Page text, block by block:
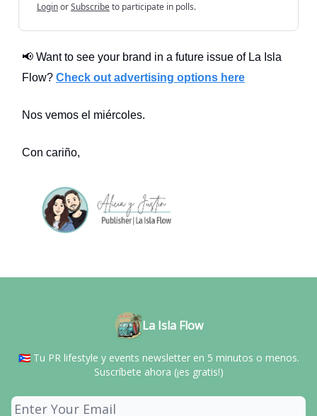
LoginorSubscribeto participate in polls.
📢 Want to see your brand in a future issue of La Isla
Flow? Check out advertising options here
Nos vemos el miércoles.
Con cariño,
La Isla Flow
🇵🇷 Tu PR lifestyle y events newsletter en 5 minutos o menos.
Suscríbete ahora (¡es gratis!)